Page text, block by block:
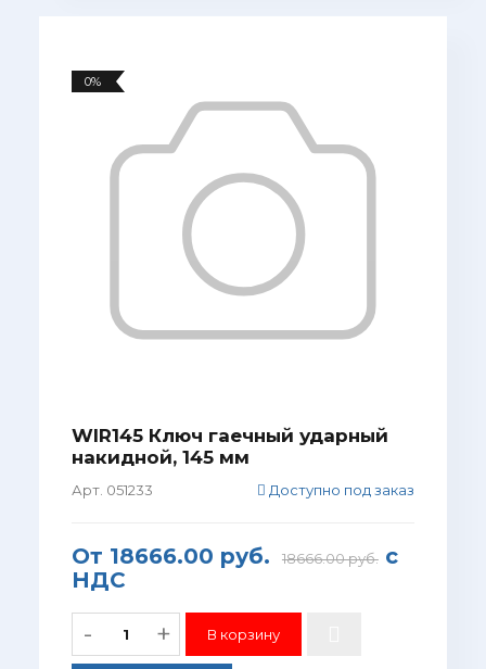
0%
WIR145 Ключ гаечный ударный
накидной, 145 мм
Арт. 051233 Доступно под заказ
От 18666.00 руб. 18666.00 руб.с
НДС
- +